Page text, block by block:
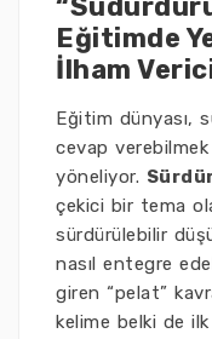
Eğitimde
İlham
Eğitim dünyası,
cevap
yöneliyor.
çekici bir tema
sürdürülebilir
nasıl entegre
giren “pelat”
kelime belki de